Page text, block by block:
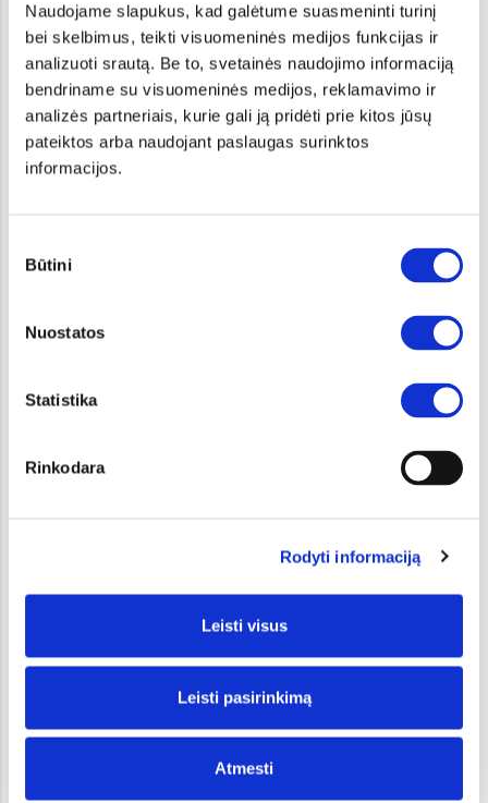
Naudojame slapukus, kad galėtume suasmeninti turinį
bei skelbimus, teikti visuomeninės medijos funkcijas ir
analizuoti srautą. Be to, svetainės naudojimo informaciją
bendriname su visuomeninės medijos, reklamavimo ir
analizės partneriais, kurie gali ją pridėti prie kitos jūsų
pateiktos arba naudojant paslaugas surinktos
informacijos.
pasirinkimas
Būtini
Nuostatos
Statistika
Rinkodara
Rodyti informaciją
Leisti visus
Leisti pasirinkimą
Atmesti
Для смены цвета интерьера нажмите на квадрат с
цветом
Электродвигатель 99,8 кВтч
(Подробнее)
Уровень комплектации:
GT-Line TX
Цена от: 89 990 €
Финансовый калькулятор
График платежей (ежемесячный)